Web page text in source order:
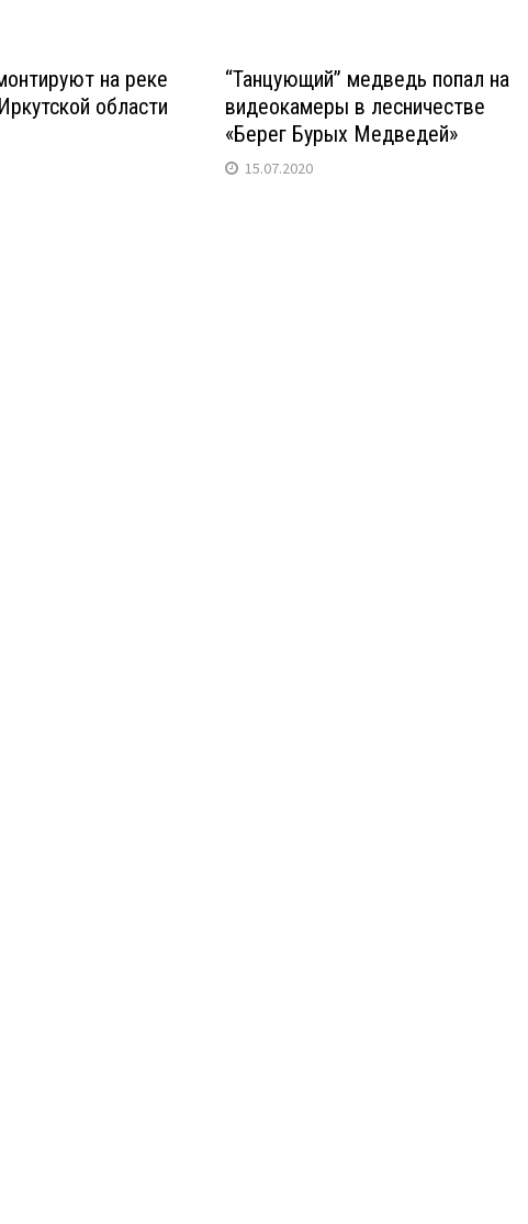
на реке
области
“Танцующий” медведь попал на
видеокамеры в лесничестве
«Берег Бурых Медведей»
15.07.2020